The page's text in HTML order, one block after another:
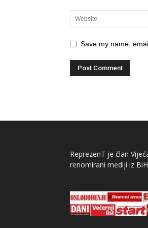
Save my name,
ReprezenT je član
renomirani mediji iz